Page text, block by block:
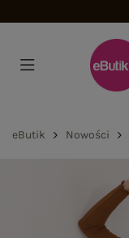
eButik Nowości